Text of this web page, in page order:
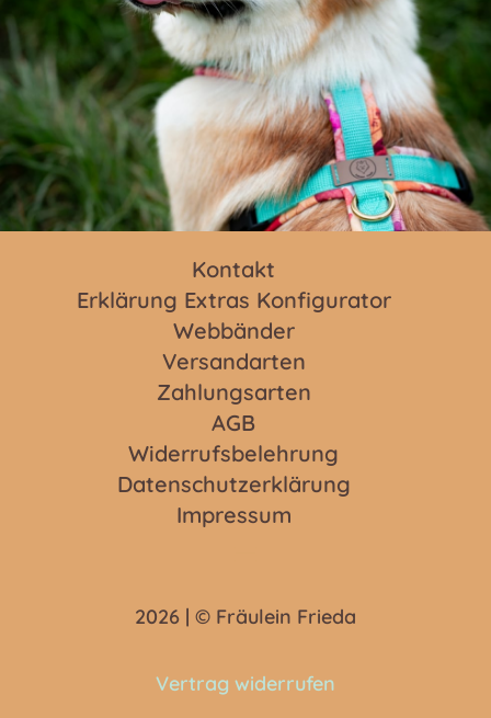
Kontakt
Erklärung Extras Konfigurator
Webbänder
Versandarten
Zahlungsarten
AGB
Widerrufsbelehrung
Datenschutzerklärung
Impressum
2026 | © Fräulein Frieda
Vertrag widerrufen